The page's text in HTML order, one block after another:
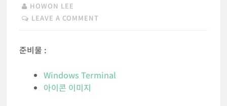
HOWON LEE
LEAVE A COMMENT
준비물 :
Windows Terminal
아이콘 이미지